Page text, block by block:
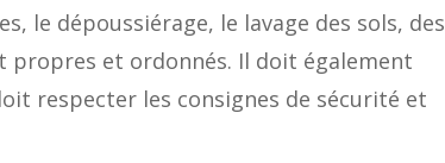
le dépoussiérage, le lavage des sols, des
propres et ordonnés. Il doit également
respecter les consignes de sécurité et